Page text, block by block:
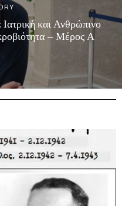
και Ανθρώπινο
– Μέρος Α